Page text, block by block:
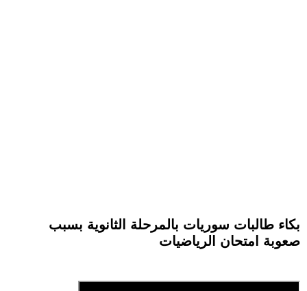
بكاء طالبات سوريات بالمرحلة الثانوية بسبب
صعوبة امتحان الرياضيات